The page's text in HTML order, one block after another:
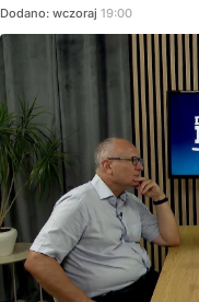
Dodano: wczoraj 19:00